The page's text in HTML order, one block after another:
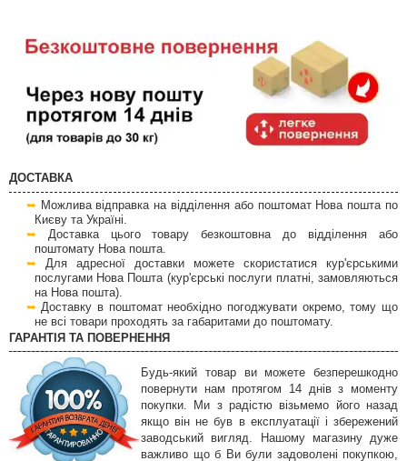
ДОСТАВКА
Можлива відправка на відділення або поштомат Нова пошта по
Києву та Україні.
Доставка цього товару безкоштовна до відділення або
поштомату Нова пошта.
Для адресної доставки можете скористатися кур'єрськими
послугами Нова Пошта (кур'єрські послуги платні, замовляються
на Нова пошта).
Доставку в поштомат необхідно погоджувати окремо, тому що
не всі товари проходять за габаритами до поштомату.
ГАРАНТІЯ ТА ПОВЕРНЕННЯ
Будь-який товар ви можете безперешкодно
повернути нам протягом 14 днів з моменту
покупки. Ми з радістю візьмемо його назад
якщо він не був в експлуатації і збережений
заводський вигляд. Нашому магазину дуже
важливо що б Ви були задоволені покупкою,